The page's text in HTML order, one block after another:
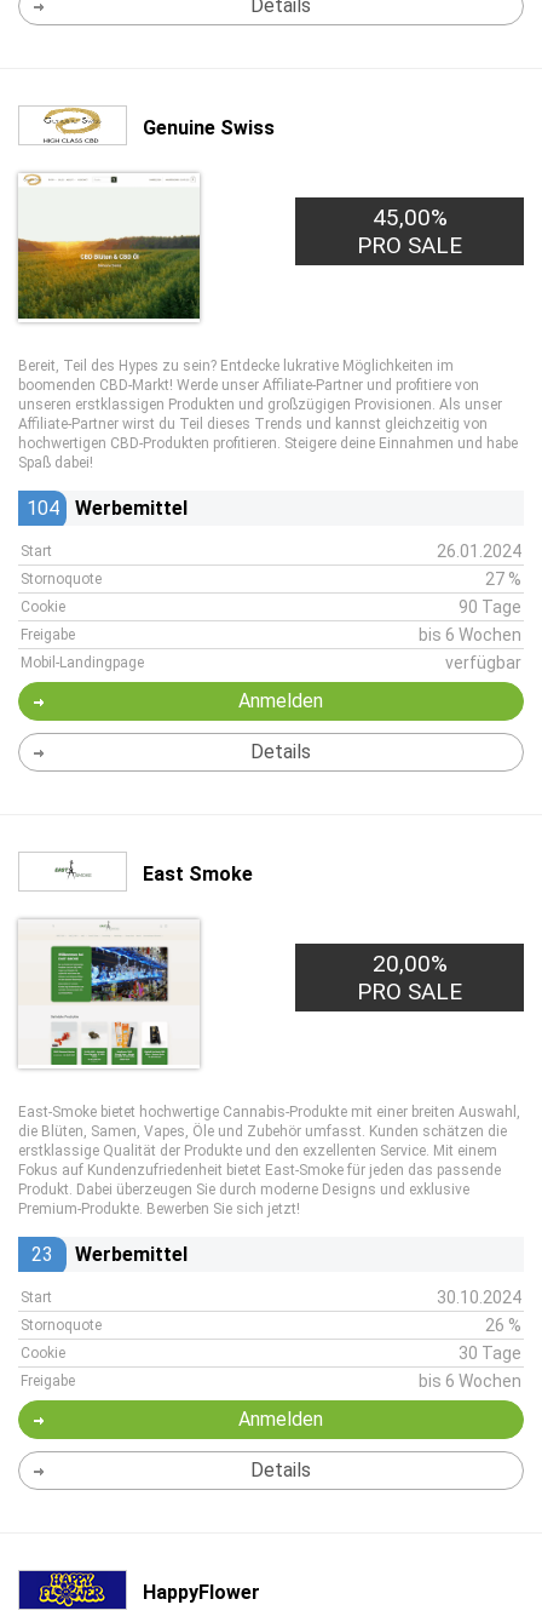
Details
Genuine Swiss
45,00%
PRO SALE
Bereit, Teil des Hypes zu sein? Entdecke lukrative Möglichkeiten im
boomenden CBD-Markt! Werde unser Affiliate-Partner und profitiere von
unseren erstklassigen Produkten und großzügigen Provisionen. Als unser
Affiliate-Partner wirst du Teil dieses Trends und kannst gleichzeitig von
hochwertigen CBD-Produkten profitieren. Steigere deine Einnahmen und habe
Spaß dabei!
104 Werbemittel
Start 26.01.2024
Stornoquote 27 %
Cookie 90 Tage
Freigabe bis 6 Wochen
Mobil-Landingpage verfügbar
Anmelden
Details
East Smoke
20,00%
PRO SALE
East-Smoke bietet hochwertige Cannabis-Produkte mit einer breiten Auswahl,
die Blüten, Samen, Vapes, Öle und Zubehör umfasst. Kunden schätzen die
erstklassige Qualität der Produkte und den exzellenten Service. Mit einem
Fokus auf Kundenzufriedenheit bietet East-Smoke für jeden das passende
Produkt. Dabei überzeugen Sie durch moderne Designs und exklusive
Premium-Produkte. Bewerben Sie sich jetzt!
23 Werbemittel
Start 30.10.2024
Stornoquote 26 %
Cookie 30 Tage
Freigabe bis 6 Wochen
Anmelden
Details
HappyFlower